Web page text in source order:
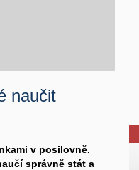
naučit
v posilovně.
správně stát a